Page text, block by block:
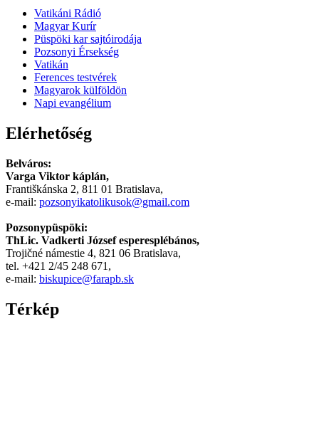
سكس
سكس
مترجم
سكس
مصري
Arab
Vatikáni Rádió
Magyar Kurír
Püspöki kar sajtóirodája
Pozsonyi Érsekség
Vatikán
Ferences testvérek
Magyarok külföldön
Napi evangélium
Elérhetőség
Belváros:
Varga Viktor káplán,
Františkánska 2, 811 01 Bratislava,
e-mail: pozsonyikatolikusok@gmail.com
Pozsonypüspöki:
ThLic. Vadkerti József esperesplébános,
Trojičné námestie 4, 821 06 Bratislava,
tel. +421 2/45 248 671,
e-mail: biskupice@farapb.sk
Térkép